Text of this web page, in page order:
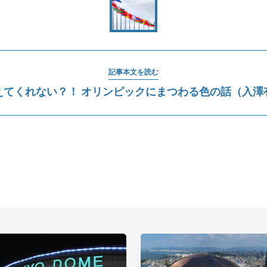
記事本文を読む
てくれない？！ オリンピックにまつわる色の話（入澤